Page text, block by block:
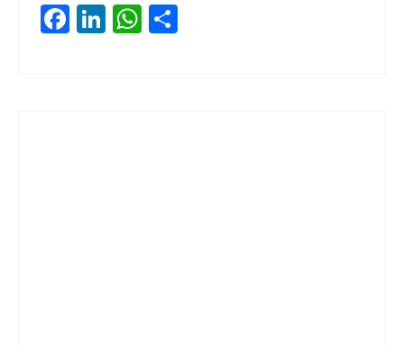
Facebook
LinkedIn
WhatsApp